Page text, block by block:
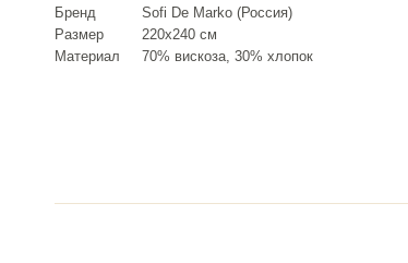
Бренд
Sofi De Marko (Россия)
Размер
220х240 см
Материал
70% вискоза, 30% хлопок